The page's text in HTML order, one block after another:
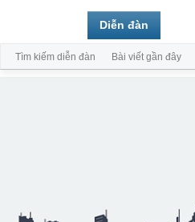
Diễn đàn
Tìm kiếm diễn đàn Bài viết gần đây